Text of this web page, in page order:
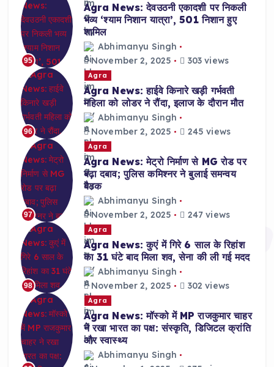
95
Agra News: देवउठनी एकादशी पर निकली
भव्य ‘श्याम निशान यात्रा’, 501 निशान हुए
शामिल
Abhimanyu Singh
November 2, 2025
303 views
96
Agra
Agra News: हाईवे किनारे खड़ी गर्भवती
महिला को लोडर ने रौंदा, इलाज के दौरान मौत
Abhimanyu Singh
November 2, 2025
245 views
97
Agra
Agra News: मेट्रो निर्माण से MG रोड पर
बढ़ा दबाव; पुलिस कमिश्नर ने बुलाई समन्वय
बैठक
Abhimanyu Singh
November 2, 2025
247 views
98
Agra
Agra News: कुएं में गिरे 6 साल के रिहांश
का 31 घंटे बाद मिला शव, सेना की ली गई मदद
Abhimanyu Singh
November 2, 2025
302 views
Agra
Agra News: मॉस्को में MP राजकुमार चाहर
ने रखा भारत का पक्ष: संस्कृति, डिजिटल क्रांति
और स्वास्थ्य
Abhimanyu Singh